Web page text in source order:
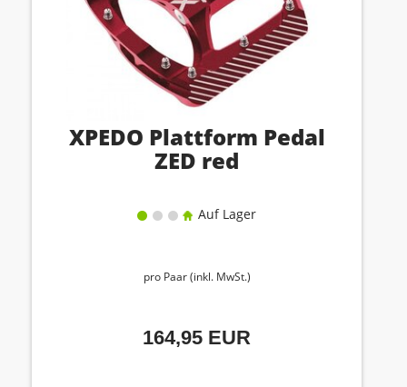
XPEDO Plattform Pedal
ZED red
Auf Lager
pro Paar (inkl. MwSt.)
164,95 EUR